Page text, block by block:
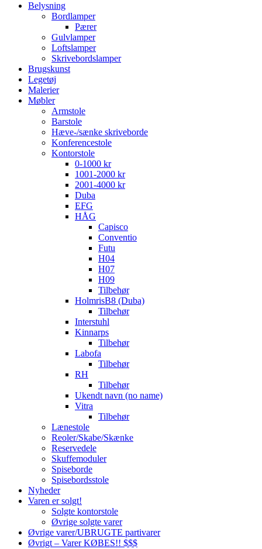
Belysning
Bordlamper
Pærer
Gulvlamper
Loftslamper
Skrivebordslamper
Brugskunst
Legetøj
Malerier
Møbler
Armstole
Barstole
Hæve-/sænke skriveborde
Konferencestole
Kontorstole
0-1000 kr
1001-2000 kr
2001-4000 kr
Duba
EFG
HÅG
Capisco
Conventio
Futu
H04
H07
H09
Tilbehør
HolmrisB8 (Duba)
Tilbehør
Interstuhl
Kinnarps
Tilbehør
Labofa
Tilbehør
RH
Tilbehør
Ukendt navn (no name)
Vitra
Tilbehør
Lænestole
Reoler/Skabe/Skænke
Reservedele
Skuffemoduler
Spiseborde
Spisebordsstole
Nyheder
Varen er solgt!
Solgte kontorstole
Øvrige solgte varer
Øvrige varer/UBRUGTE partivarer
Øvrigt – Varer KØBES!! $$$